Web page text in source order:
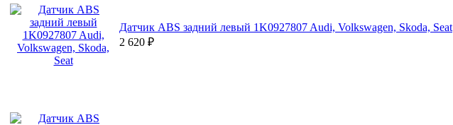
Датчик ABS задний левый 1K0927807 Audi, Volkswagen, Skoda, Seat
2 620 ₽